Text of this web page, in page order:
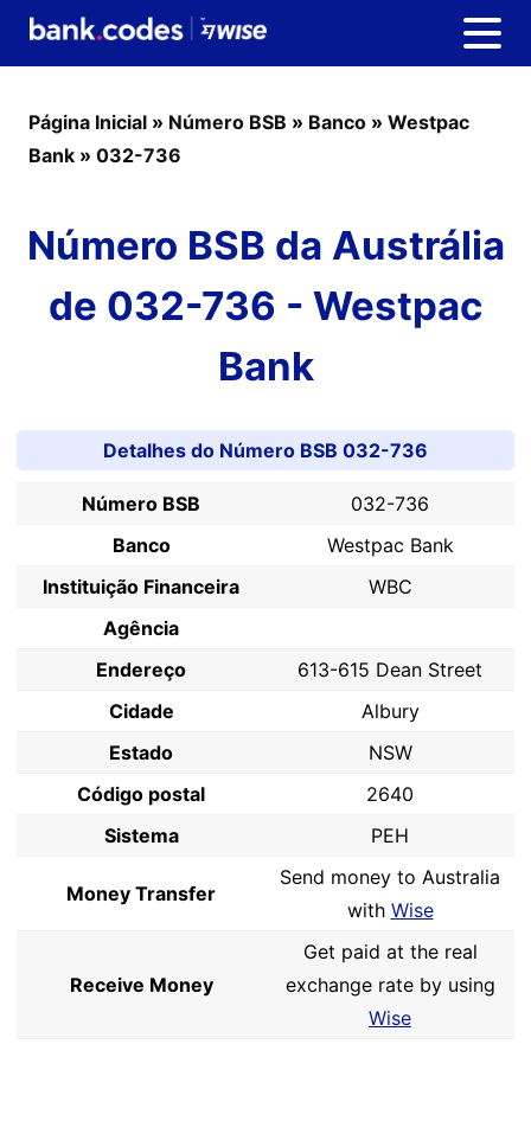
Página Inicial » Número BSB » Banco » Westpac
Bank » 032-736
Número BSB da Austrália
de 032-736 - Westpac
Bank
Detalhes do Número BSB 032-736
Número BSB
032-736
Banco
Westpac Bank
Instituição Financeira
WBC
Agência
Endereço
613-615 Dean Street
Cidade
Albury
Estado
NSW
Código postal
2640
Sistema
PEH
Money Transfer
Send money to Australia
with Wise
Receive Money
Get paid at the real
exchange rate by using
Wise